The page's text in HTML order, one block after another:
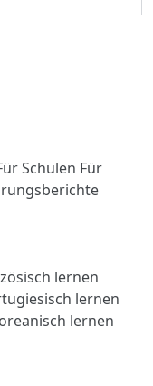
Schulen Für
lernen
lernen
lernen